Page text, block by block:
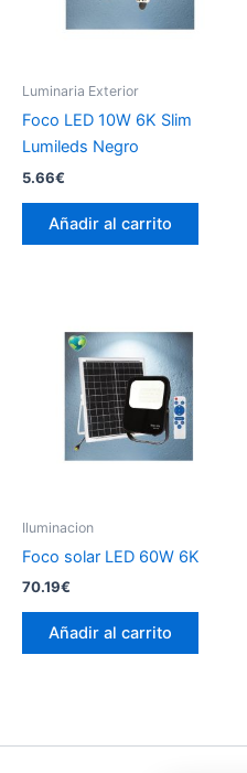
Luminaria Exterior
Foco LED 10W 6K Slim
Lumileds Negro
5.66€
Añadir al carrito
Iluminacion
Foco solar LED 60W 6K
70.19€
Añadir al carrito